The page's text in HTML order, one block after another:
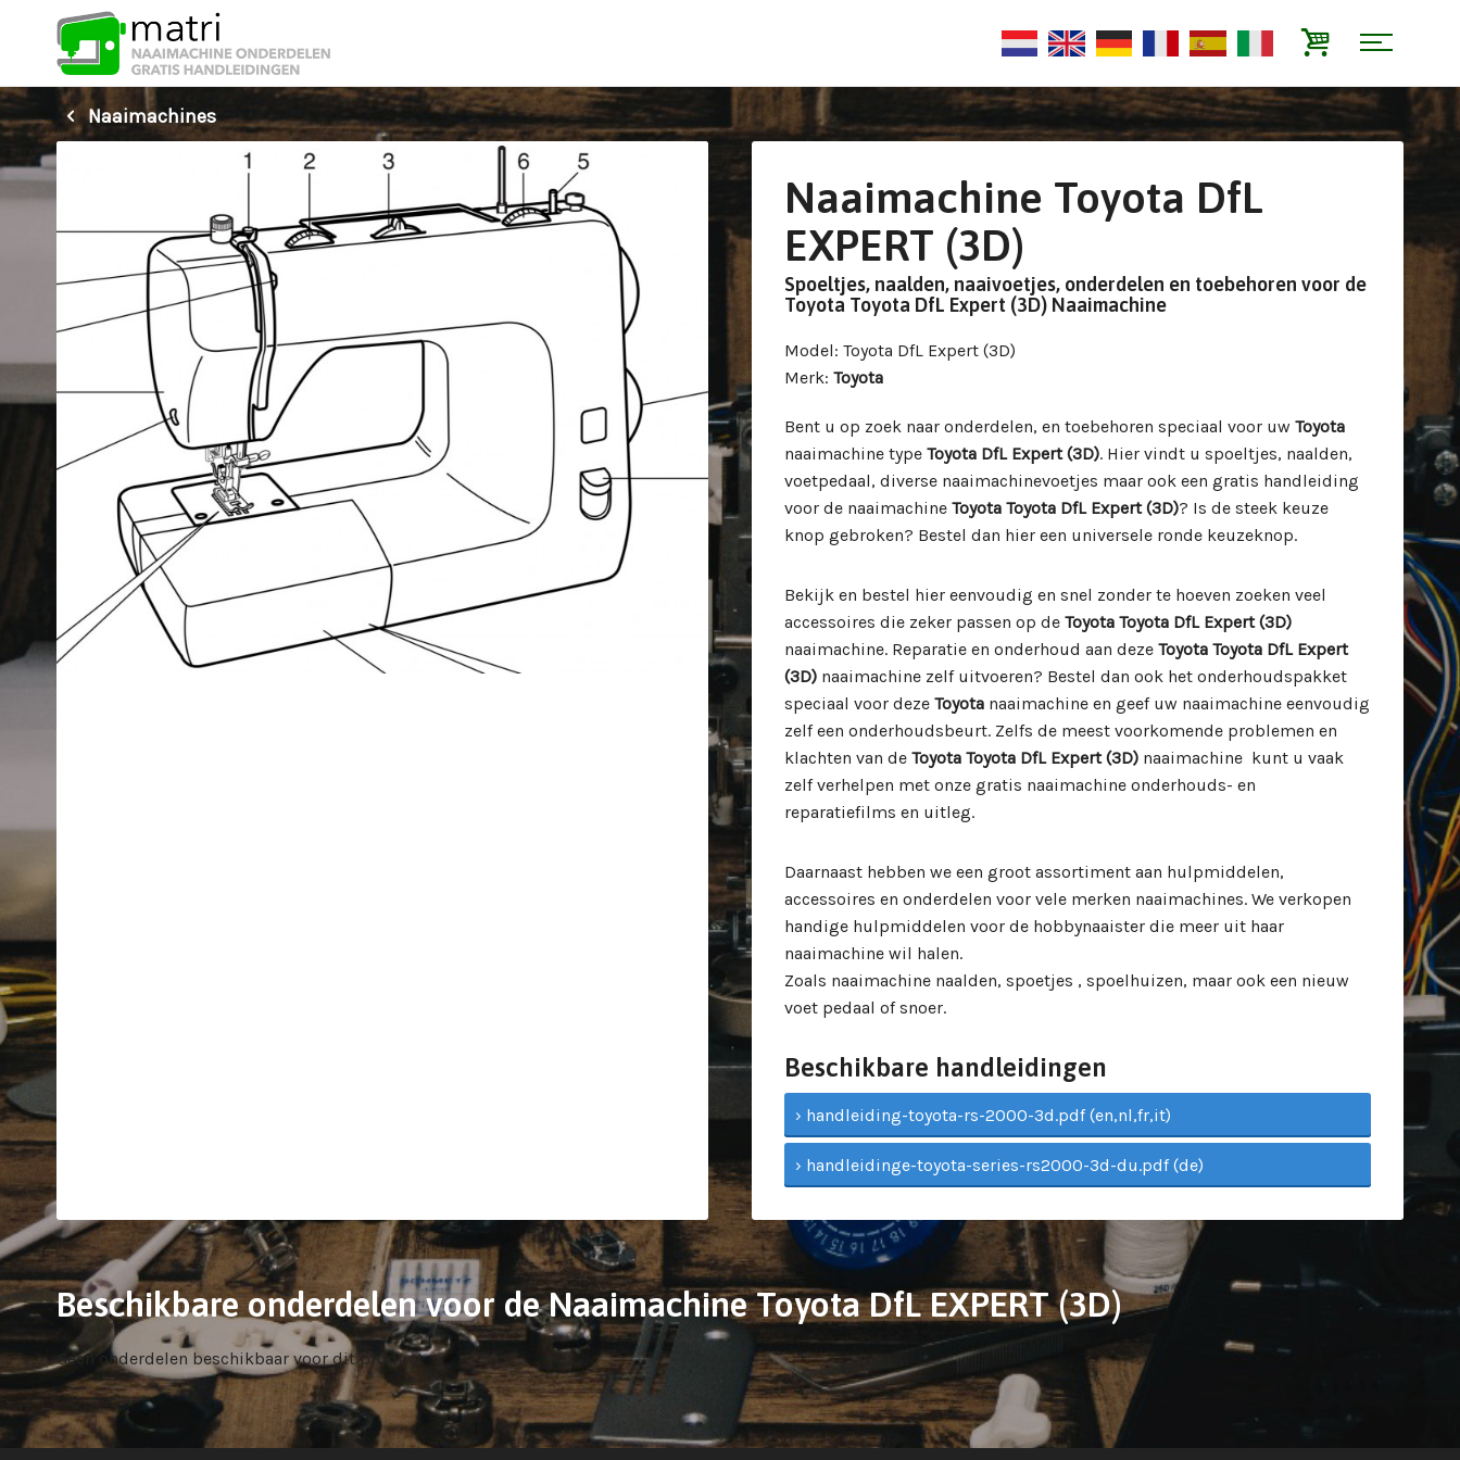
Naaimachines
Naaimachine Toyota DfL
EXPERT (3D)
Spoeltjes, naalden, naaivoetjes, onderdelen en toebehoren voor de
Toyota Toyota DfL Expert (3D) Naaimachine
Model: Toyota DfL Expert (3D)
Merk: Toyota
Bent u op zoek naar onderdelen, en toebehoren speciaal voor uw Toyota
naaimachine type Toyota DfL Expert (3D). Hier vindt u spoeltjes, naalden,
voetpedaal, diverse naaimachinevoetjes maar ook een gratis handleiding
voor de naaimachine Toyota Toyota DfL Expert (3D)? Is de steek keuze
knop gebroken? Bestel dan hier een universele ronde keuzeknop.
Bekijk en bestel hier eenvoudig en snel zonder te hoeven zoeken veel
accessoires die zeker passen op de Toyota Toyota DfL Expert (3D)
naaimachine. Reparatie en onderhoud aan deze Toyota Toyota DfL Expert
(3D) naaimachine zelf uitvoeren? Bestel dan ook het onderhoudspakket
speciaal voor deze Toyota naaimachine en geef uw naaimachine eenvoudig
zelf een onderhoudsbeurt. Zelfs de meest voorkomende problemen en
klachten van de Toyota Toyota DfL Expert (3D) naaimachine kunt u vaak
zelf verhelpen met onze gratis naaimachine onderhouds- en
reparatiefilms en uitleg.
Daarnaast hebben we een groot assortiment aan hulpmiddelen,
accessoires en onderdelen voor vele merken naaimachines. We verkopen
handige hulpmiddelen voor de hobbynaaister die meer uit haar
naaimachine wil halen.
Zoals naaimachine naalden, spoetjes , spoelhuizen, maar ook een nieuw
voet pedaal of snoer.
Beschikbare handleidingen
› handleiding-toyota-rs-2000-3d.pdf (en,nl,fr,it)
› handleidinge-toyota-series-rs2000-3d-du.pdf (de)
Beschikbare onderdelen voor de Naaimachine Toyota DfL EXPERT (3D)
Geen onderdelen beschikbaar voor dit product